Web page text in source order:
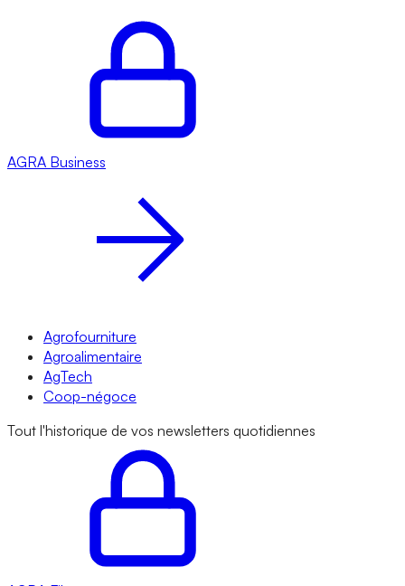
AGRA Business
Agrofourniture
Agroalimentaire
AgTech
Coop-négoce
Tout l'historique de vos newsletters quotidiennes